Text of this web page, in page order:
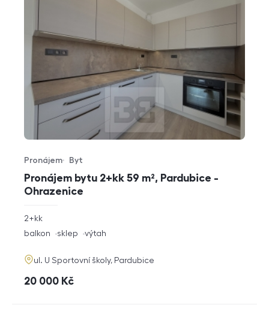
Pronájem bytu 2+kk 59 m², Pardubice -
Ohrazenice
Typ nabídky
Pronájem
Typ nemovitosti
Byt
rozměry
dispozice
2+kk
funkce
balkon sklep výtah
adresa
ul. U Sportovní školy, Pardubice
cena
20 000 Kč